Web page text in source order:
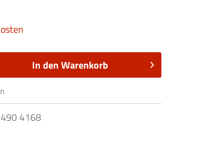
In den Warenkorb
4168